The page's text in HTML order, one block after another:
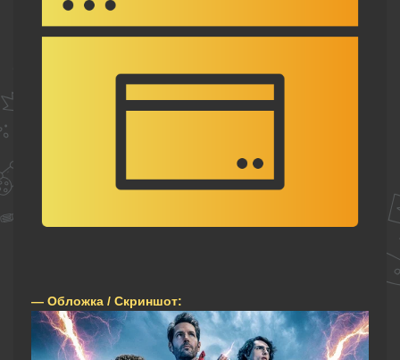
— Обложка / Скриншот: